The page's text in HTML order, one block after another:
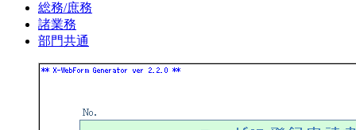
総務/庶務
諸業務
部門共通